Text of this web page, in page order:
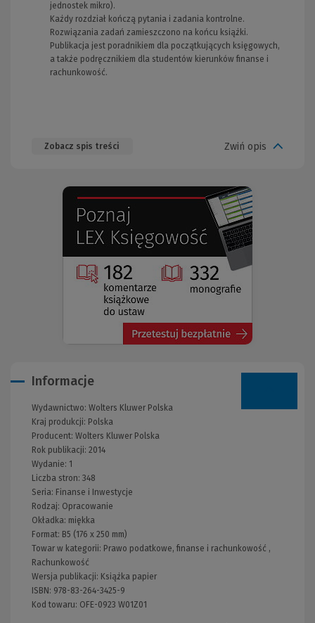
jednostek mikro).
Każdy rozdział kończą pytania i zadania kontrolne.
Rozwiązania zadań zamieszczono na końcu książki.
Publikacja jest poradnikiem dla początkujących księgowych,
a także podręcznikiem dla studentów kierunków finanse i
rachunkowość.
Zobacz spis treści Zwiń opis
Informacje
Wydawnictwo: Wolters Kluwer Polska
Kraj produkcji: Polska
Producent: Wolters Kluwer Polska
Rok publikacji: 2014
Wydanie: 1
Liczba stron: 348
Seria: Finanse i Inwestycje
Rodzaj: Opracowanie
Okładka: miękka
Format: B5 (176 x 250 mm)
Towar w kategorii: Prawo podatkowe, finanse i rachunkowość ,
Rachunkowość
Wersja publikacji: Książka papier
ISBN: 978-83-264-3425-9
Kod towaru: OFE-0923 W01Z01